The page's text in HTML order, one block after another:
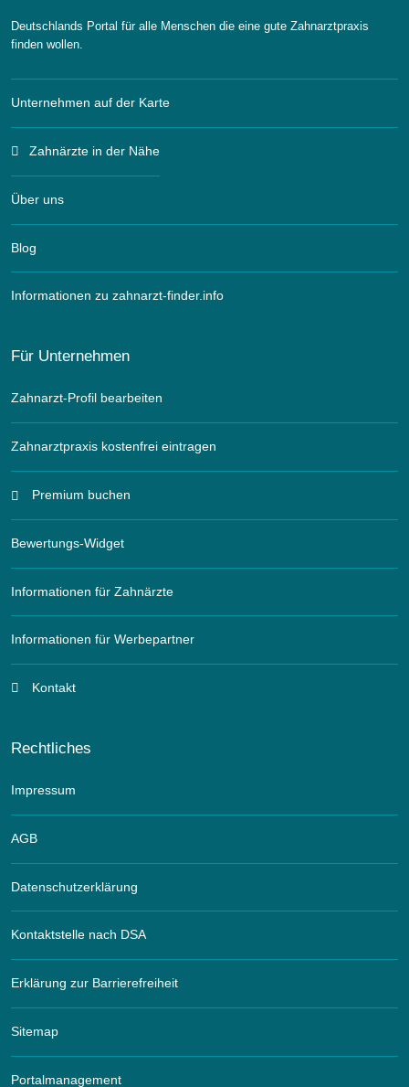
Deutschlands Portal für alle Menschen die eine gute Zahnarztpraxis
finden wollen.
Unternehmen auf der Karte
Zahnärzte in der Nähe
Über uns
Blog
Informationen zu zahnarzt-finder.info
Für Unternehmen
Zahnarzt-Profil bearbeiten
Zahnarztpraxis kostenfrei eintragen
Premium buchen
Bewertungs-Widget
Informationen für Zahnärzte
Informationen für Werbepartner
Kontakt
Rechtliches
Impressum
AGB
Datenschutzerklärung
Kontaktstelle nach DSA
Erklärung zur Barrierefreiheit
Sitemap
Portalmanagement